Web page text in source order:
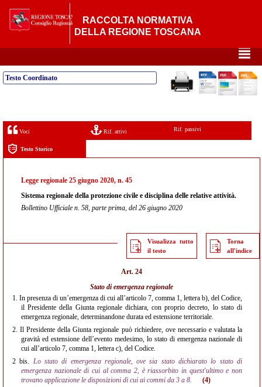
RACCOLTA NORMATIVA
DELLA REGIONE TOSCANA
²
Testo Coordinato
Voci Rif. attivi Rif. passivi
Testo Storico
Legge regionale 25 giugno 2020, n. 45
Sistema regionale della protezione civile e disciplina delle relative attività.
Bollettino Ufficiale n. 58, parte prima, del 26 giugno 2020
Visualizza tutto
il testo
Torna
all'indice
Art. 24
Stato di emergenza regionale
1. In presenza di un’emergenza di cui all’articolo 7, comma 1, lettera b), del Codice,
il Presidente della Giunta regionale dichiara, con proprio decreto, lo stato di
emergenza regionale, determinandone durata ed estensione territoriale.
2.Il Presidente della Giunta regionale può richiedere, ove necessario e valutata la
gravità ed estensione dell’evento medesimo, lo stato di emergenza nazionale di
cui all’articolo 7, comma 1, lettera c), del Codice.
2 bis. Lo stato di emergenza regionale, ove sia stato dichiarato lo stato di
emergenza nazionale di cui al comma 2, è riassorbito in quest'ultimo e non
trovano applicazione le disposizioni di cui ai commi da 3 a 8.
(4)